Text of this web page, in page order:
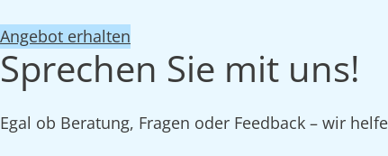
Angebot erhalten
Sprechen Sie mit uns!
Egal ob Beratung, Fragen oder Feedback – wir